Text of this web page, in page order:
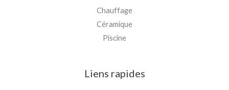
Chauffage
Céramique
Piscine
Liens rapides